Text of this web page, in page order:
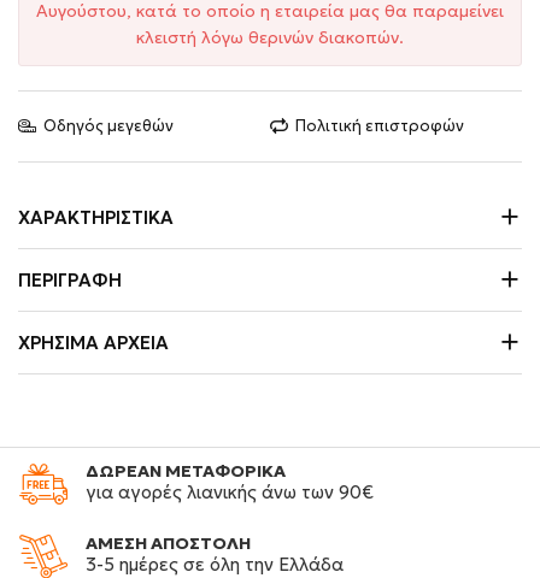
Αυγούστου, κατά το οποίο η εταιρεία μας θα παραμείνει
κλειστή λόγω θερινών διακοπών.
Οδηγός μεγεθών Πολιτική επιστροφών
ΧΑΡΑΚΤΗΡΙΣΤΙΚΆ
ΠΕΡΙΓΡΑΦΉ
ΧΡΉΣΙΜΑ ΑΡΧΕΊΑ
ΔΩΡΕΑΝ ΜΕΤΑΦΟΡΙΚΑ
για αγορές λιανικής άνω των 90€
ΑΜΕΣΗ ΑΠΟΣΤΟΛΗ
3-5 ημέρες σε όλη την Ελλάδα